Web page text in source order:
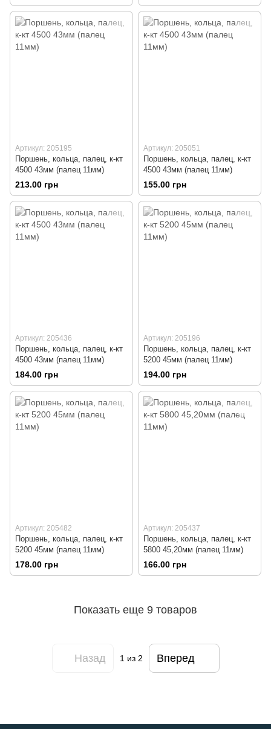
Артикул: 205195
Поршень, кольца, палец, к-кт
4500 43мм (палец 11мм)
213.00 грн
Артикул: 205051
Поршень, кольца, палец, к-кт
4500 43мм (палец 11мм)
155.00 грн
Артикул: 205436
Поршень, кольца, палец, к-кт
4500 43мм (палец 11мм)
184.00 грн
Артикул: 205196
Поршень, кольца, палец, к-кт
5200 45мм (палец 11мм)
194.00 грн
Артикул: 205482
Поршень, кольца, палец, к-кт
5200 45мм (палец 11мм)
178.00 грн
Артикул: 205437
Поршень, кольца, палец, к-кт
5800 45,20мм (палец 11мм)
166.00 грн
Показать еще 9 товаров
Назад 1из 2 Вперед